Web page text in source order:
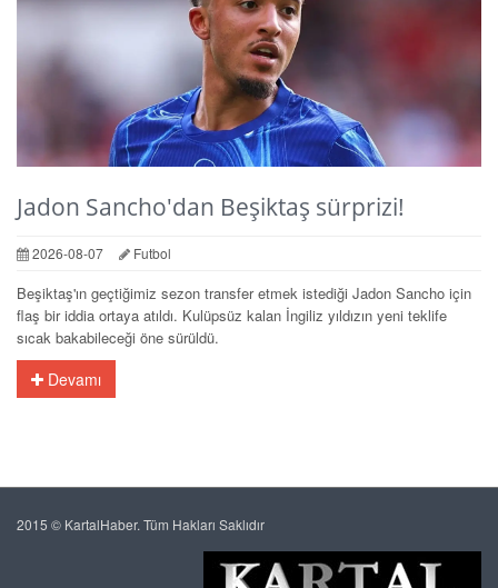
Jadon Sancho'dan Beşiktaş sürprizi!
2026-08-07 Futbol
Beşiktaş'ın geçtiğimiz sezon transfer etmek istediği Jadon Sancho için
flaş bir iddia ortaya atıldı. Kulüpsüz kalan İngiliz yıldızın yeni teklife
sıcak bakabileceği öne sürüldü.
Devamı
2015 © KartalHaber. Tüm Hakları Saklıdır